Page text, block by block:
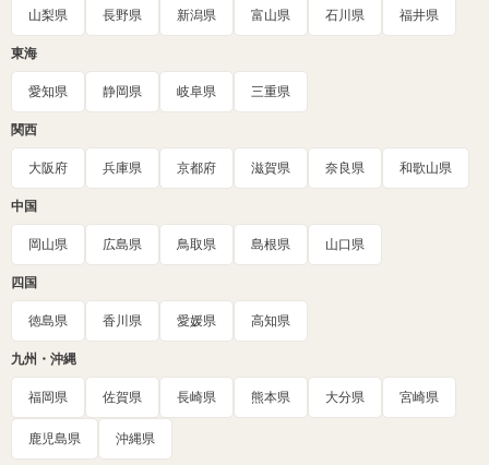
山梨県 長野県 新潟県 富山県 石川県 福井県
東海
愛知県 静岡県 岐阜県 三重県
関西
大阪府 兵庫県 京都府 滋賀県 奈良県 和歌山県
中国
岡山県 広島県 鳥取県 島根県 山口県
四国
徳島県 香川県 愛媛県 高知県
九州・沖縄
福岡県 佐賀県 長崎県 熊本県 大分県 宮崎県
鹿児島県 沖縄県